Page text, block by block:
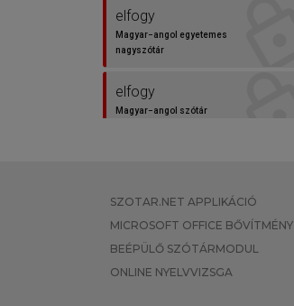
elfogy
Magyar−angol egyetemes
nagyszótár
elfogy
Magyar−angol szótár
elkel
Magyar−angol szótár
SZOTAR.NET APPLIKÁCIÓ
MICROSOFT OFFICE BŐVÍTMÉNY
BEÉPÜLŐ SZÓTÁRMODUL
ONLINE NYELVVIZSGA